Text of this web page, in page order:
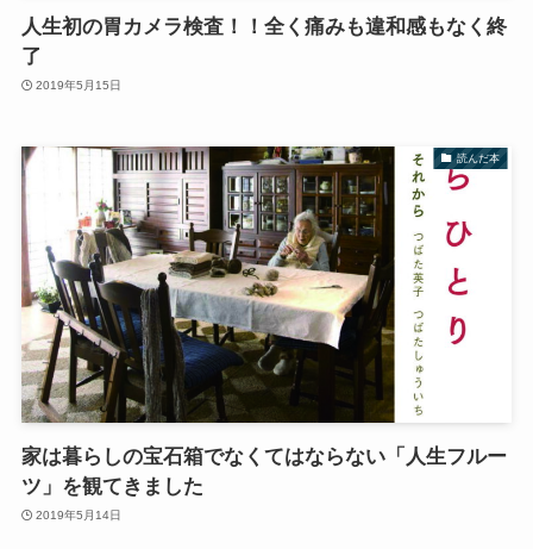
人生初の胃カメラ検査！！全く痛みも違和感もなく終
了
2019年5月15日
読んだ本
家は暮らしの宝石箱でなくてはならない「人生フルー
ツ」を観てきました
2019年5月14日